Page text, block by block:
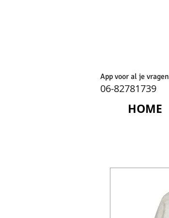
App voor al je vragen
06-82781739
HOME